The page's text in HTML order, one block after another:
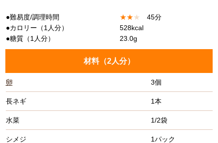
●難易度/調理時間 ★★★
45分
●カロリー（1人分）
528kcal
●糖質（1人分）
23.0g
材料（2人分）
卵 3個
長ネギ 1本
水菜 1/2袋
シメジ 1パック